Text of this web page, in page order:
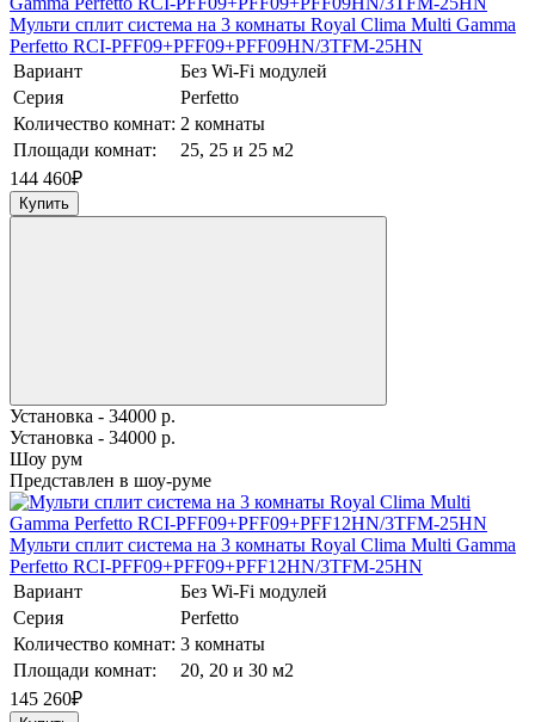
Мульти сплит система на 3 комнаты Royal Clima Multi Gamma
Perfetto RCI-PFF09+PFF09+PFF09HN/3TFM-25HN
Вариант
Без Wi-Fi модулей
Серия
Perfetto
Количество комнат: 2 комнаты
Площади комнат:
25, 25 и 25 м2
144 460₽
Купить
Установка - 34000 р.
Установка - 34000 р.
Шоу рум
Представлен в шоу-руме
Мульти сплит система на 3 комнаты Royal Clima Multi Gamma
Perfetto RCI-PFF09+PFF09+PFF12HN/3TFM-25HN
Вариант
Без Wi-Fi модулей
Серия
Perfetto
Количество комнат: 3 комнаты
Площади комнат:
20, 20 и 30 м2
145 260₽